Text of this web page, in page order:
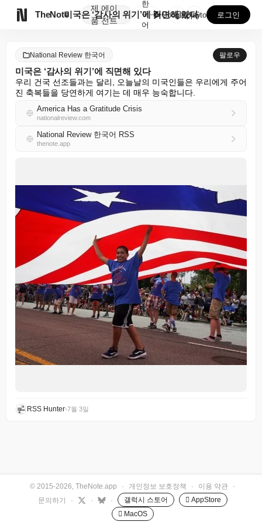
TheNote
제
품
에이
전트
미국은 ‘감사의 위기’에 직면해 있다
한
국
어
GooglePlay
AppStore 로그인
National Review 한국어 팔로우
미국은 ‘감사의 위기’에 직면해 있다
우리 건국 선조들과는 달리, 오늘날의 미국인들은 우리에게 주어
진 축복들을 당연하게 여기는 데 매우 능숙합니다.
America Has a Gratitude Crisis
nationalreview.com
National Review 한국어 RSS
thenote.app
RSS Hunter•7월 3일
© 2015-2026, TheNote.app · 개인정보 보호정책 · 이용 약관
·
문의하기
· · · 갤럭시 스토어
 AppStore
 MacOS